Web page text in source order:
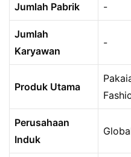
Jumlah Pabrik -
Jumlah
Karyawan
-
Produk Utama
Perusahaan
Induk